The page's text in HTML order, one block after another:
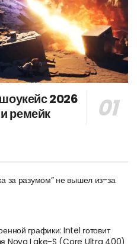
2026
ремейк
за разумом” не вышел из-за
графики: Intel готовит
Nova Lake-S (Core Ultra 400)